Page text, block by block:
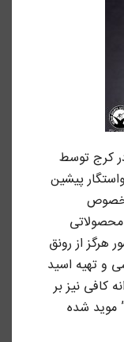
زن در کرج توسط
پیشین
خصوص
هرگز از رونق
و تهیه اسید
کافی نیز بر
موید شده